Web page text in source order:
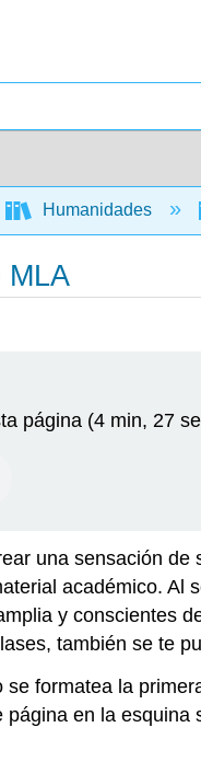
global
Humanidades
MLA
página (4 min, 27
una sensación
académico.
y conscientes
también se te
formatea la
en la